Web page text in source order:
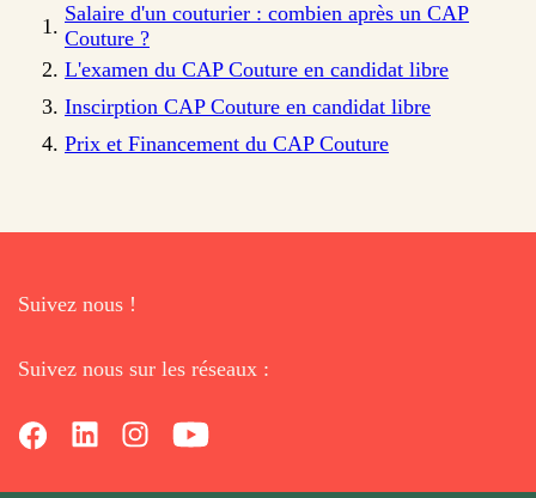
Salaire d'un couturier : combien après un CAP
Couture ?
L'examen du CAP Couture en candidat libre
Inscirption CAP Couture en candidat libre
Prix et Financement du CAP Couture
Suivez nous !
Suivez nous sur les réseaux :